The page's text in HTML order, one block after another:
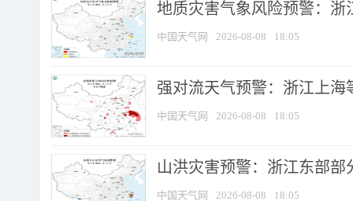
地质灾害气象风险预警：
中国天气网 2026-08-08 18:05
强对流天气预警：浙江上海
中国天气网 2026-08-08 18:05
山洪灾害预警：浙江东部
中国天气网 2026-08-08 18:05